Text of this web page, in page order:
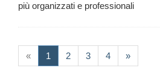
più organizzati e professionali
« 1 (current)
2 3 4 »